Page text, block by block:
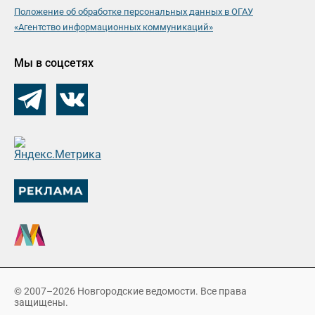
Положение об обработке персональных данных в ОГАУ
«Агентство информационных коммуникаций»
Мы в соцсетях
© 2007–2026 Новгородские ведомости. Все права
защищены.